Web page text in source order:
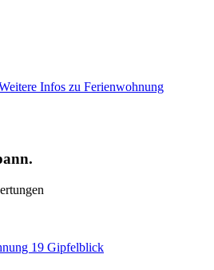
Infos zu Ferienwohnung
19 Gipfelblick